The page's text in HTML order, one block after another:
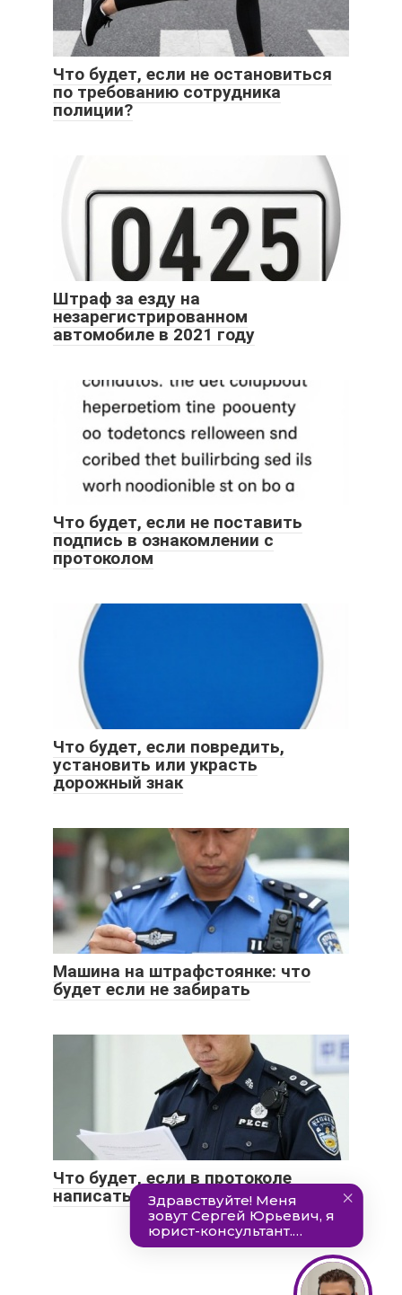
Что будет, если не остановиться
по требованию сотрудника
полиции?
Штраф за езду на
незарегистрированном
автомобиле в 2021 году
Что будет, если не поставить
подпись в ознакомлении с
протоколом
Что будет, если повредить,
установить или украсть
дорожный знак
Машина на штрафстоянке: что
будет если не забирать
Что будет, если в протоколе
написать «не согласен»